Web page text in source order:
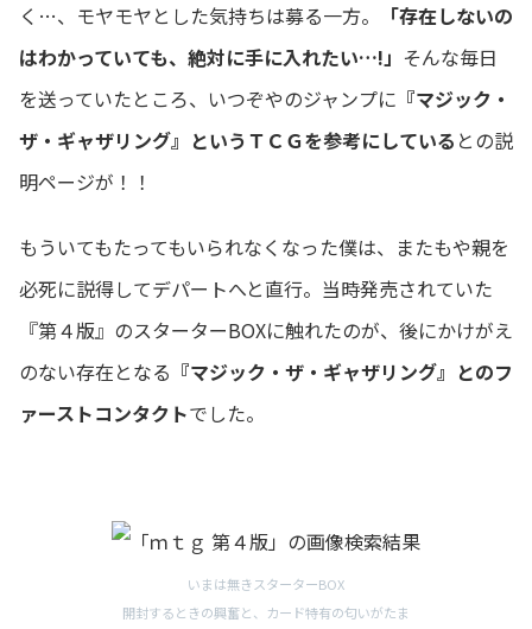
く…、モヤモヤとした気持ちは募る一方。
「存在しないの
はわかっていても、絶対に手に入れたい…!」 そんな毎日
を送っていたところ、いつぞやのジャンプに 『マジック・
ザ・ギャザリング』というＴＣＧを参考にしている との説
明ページが！！
もういてもたってもいられなくなった僕は、またもや親を
必死に説得してデパートへと直行。当時発売されていた
『第４版』のスターターBOXに触れたのが、後にかけがえ
のない存在となる 『マジック・ザ・ギャザリング』とのフ
ァーストコンタクトでした。
いまは無きスターターBOX
開封するときの興奮と、カード特有の匂いがたま